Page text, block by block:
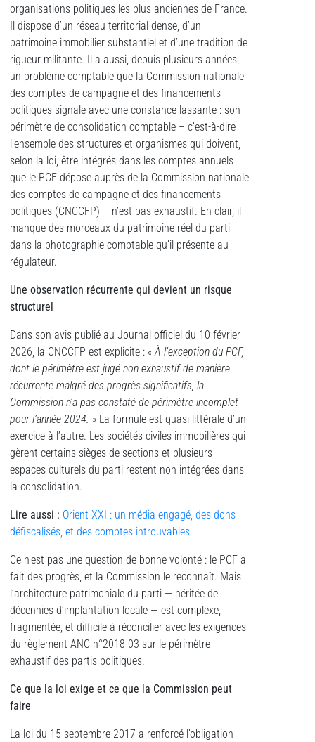
organisations politiques les plus anciennes de France.
Il dispose d’un réseau territorial dense, d’un
patrimoine immobilier substantiel et d’une tradition de
rigueur militante. Il a aussi, depuis plusieurs années,
un problème comptable que la Commission nationale
des comptes de campagne et des financements
politiques signale avec une constance lassante : son
périmètre de consolidation comptable – c’est-à-dire
l’ensemble des structures et organismes qui doivent,
selon la loi, être intégrés dans les comptes annuels
que le PCF dépose auprès de la Commission nationale
des comptes de campagne et des financements
politiques (CNCCFP) – n’est pas exhaustif. En clair, il
manque des morceaux du patrimoine réel du parti
dans la photographie comptable qu’il présente au
régulateur.
Une observation récurrente qui devient un risque
structurel
Dans son avis publié au Journal officiel du 10 février
2026, la CNCCFP est explicite : « À l’exception du PCF,
dont le périmètre est jugé non exhaustif de manière
récurrente malgré des progrès significatifs, la
Commission n’a pas constaté de périmètre incomplet
pour l’année 2024. » La formule est quasi-littérale d’un
exercice à l’autre. Les sociétés civiles immobilières qui
gèrent certains sièges de sections et plusieurs
espaces culturels du parti restent non intégrées dans
la consolidation.
Lire aussi : Orient XXI : un média engagé, des dons
défiscalisés, et des comptes introuvables
Ce n’est pas une question de bonne volonté : le PCF a
fait des progrès, et la Commission le reconnaît. Mais
l’architecture patrimoniale du parti — héritée de
décennies d’implantation locale — est complexe,
fragmentée, et difficile à réconcilier avec les exigences
du règlement ANC n°2018-03 sur le périmètre
exhaustif des partis politiques.
Ce que la loi exige et ce que la Commission peut
faire
La loi du 15 septembre 2017 a renforcé l’obligation